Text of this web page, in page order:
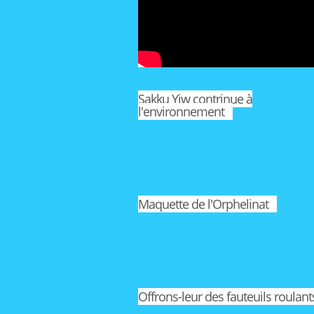
Sakku Yiw contrinue à
l'environnement
Maquette de l'Orphelinat
Offrons-leur des fauteuils